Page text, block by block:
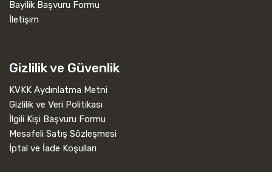
Bayilik Başvuru Formu
İletişim
Gizlilik ve Güvenlik
KVKK Aydınlatma Metni
Gizlilik ve Veri Politikası
İlgili Kişi Başvuru Formu
Mesafeli Satış Sözleşmesi
İptal ve İade Koşulları